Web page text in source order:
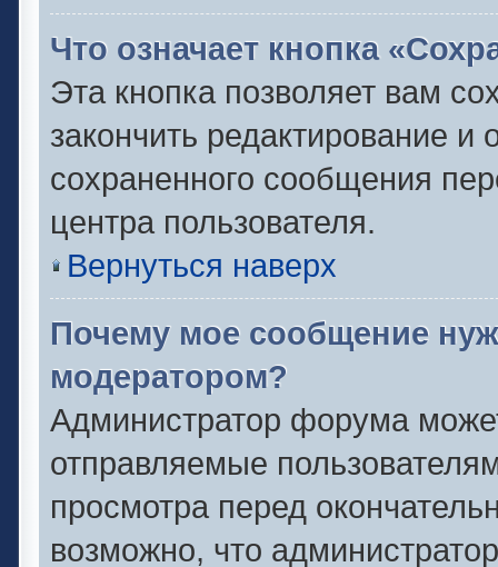
Что означает кнопка
Эта кнопка позволяет вам
закончить редактирование и
сохраненного сообщения
центра пользователя.
Вернуться наверх
Почему мое сообщение
модератором?
Администратор форума
отправляемые
просмотра перед
возможно, что